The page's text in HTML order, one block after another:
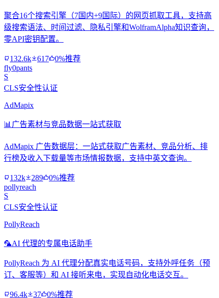
聚合16个搜索引擎（7国内+9国际）的网页抓取工具，支持高
级搜索语法、时间过滤、隐私引擎和WolframAlpha知识查询，
零API密钥配置。
132.6k 617
0%推荐
fly0pants
S
CLS安全性认证
AdMapix
📊 广告素材与竞品数据一站式获取
AdMapix 广告数据层：一站式获取广告素材、竞品分析、排
行榜及收入下载量等市场情报数据，支持中英文查询。
132k 289
0%推荐
pollyreach
S
CLS安全性认证
PollyReach
🦜AI 代理的专属电话助手
PollyReach 为 AI 代理分配真实电话号码，支持外呼任务（预
订、客服等）和 AI 接听来电，实现自动化电话交互。
96.4k 37 0%推荐